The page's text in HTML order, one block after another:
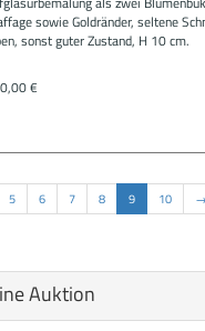
sowie Goldränder, seltene
sonst guter Zustand, H 10 cm.
€
5 6 7 8 9 10 →
Auktion